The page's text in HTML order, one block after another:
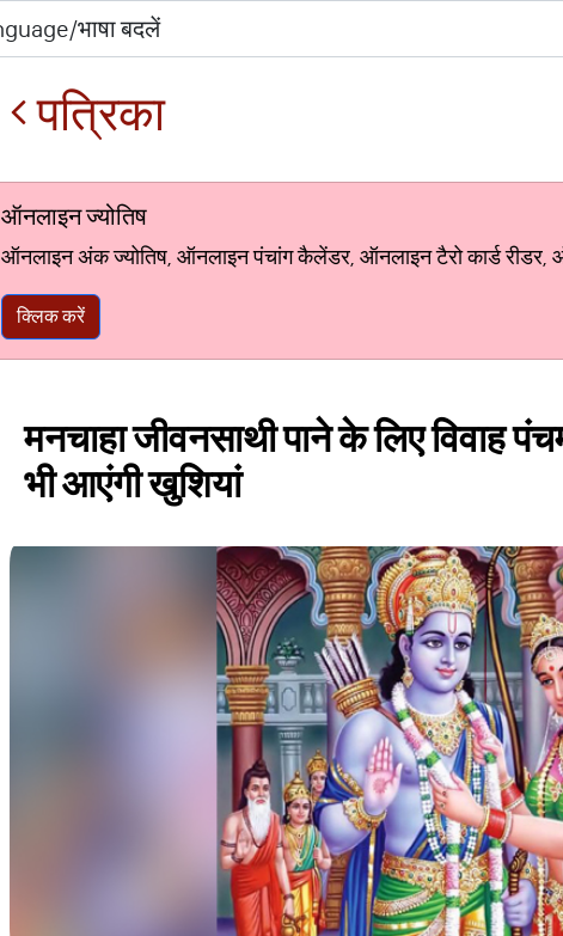
पत्रिका
ऑनलाइन ज्योतिष
ऑनलाइन अंक ज्योतिष, ऑनलाइन पंचांग कैलेंडर, ऑनलाइन टैरो कार्ड रीडर,
क्लिक करें
मनचाहा जीवनसाथी पाने के लिए विवाह
भी आएंगी खुशियां